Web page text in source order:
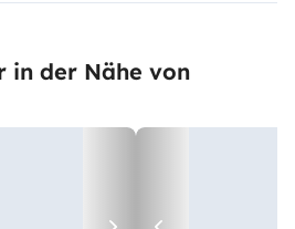
in der Nähe von